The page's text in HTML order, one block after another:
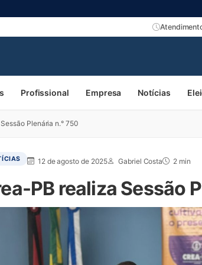
Profissional Empresa Notícias
Plenária n.° 750
12 de agosto de 2025 Gabriel Costa 2 min
PB realiza Sessão